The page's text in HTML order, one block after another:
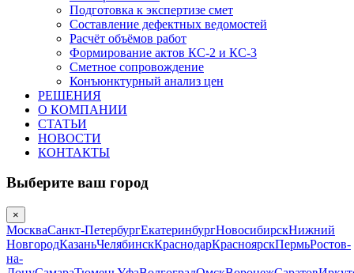
Подготовка к экспертизе смет
Составление дефектных ведомостей
Расчёт объёмов работ
Формирование актов КС-2 и КС-3
Сметное сопровождение
Конъюнктурный анализ цен
РЕШЕНИЯ
О КОМПАНИИ
СТАТЬИ
НОВОСТИ
КОНТАКТЫ
Выберите ваш город
×
МоскваСанкт-ПетербургЕкатеринбургНовосибирскНижний
НовгородКазаньЧелябинскКраснодарКрасноярскПермьРостов-
на-